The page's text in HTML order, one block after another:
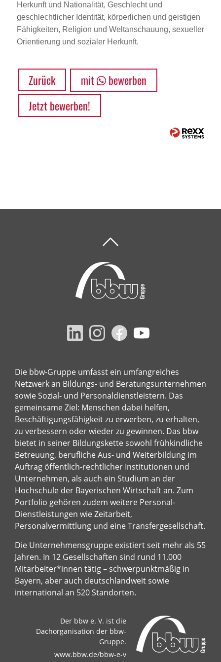
Herkunft und Nationalität, Geschlecht und
geschlechtlicher Identität, körperlichen und geistigen
Fähigkeiten, Religion und Weltanschauung, sexueller
Orientierung und sozialer Herkunft.
Zurück mit
bewerben
Jetzt bewerben!
Die bbw-Gruppe umfasst ein umfangreiches
Netzwerk an Bildungs- und Beratungsunternehmen
sowie Sozial- und Personaldienstleistern. Das
gemeinsame Ziel: Menschen dabei helfen,
Beschäftigungsfähigkeit zu erwerben, zu erhalten,
zu verbessern oder wieder zu gewinnen. Das bbw
bietet in seiner Bildungskette sowohl frühkindliche
Betreuung, berufliche Aus- und Weiterbildung im
Auftrag öffentlich-rechtlicher Institutionen und
Unternehmen, als auch ein Studium an der
Hochschule der Bayerischen Wirtschaft an. Zum
Portfolio gehören zudem weitere Personal-
Dienstleistungen wie Zeitarbeit,
Personalvermittlung und eine Transfergesellschaft.
Die Unternehmensgruppe existiert seit mehr als 55
Jahren. In 12 Gesellschaften sind rund 11.000
Mitarbeiter*innen tätig – schwerpunktmäßig in
Bayern, aber auch deutschlandweit sowie
international an 520 Standorten.
Der bbw e. V. ist die
Dachorganisation der bbw-
Gruppe.
www.bbw.de/bbw-e-v